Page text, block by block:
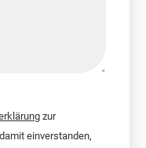
zur
einverstanden,